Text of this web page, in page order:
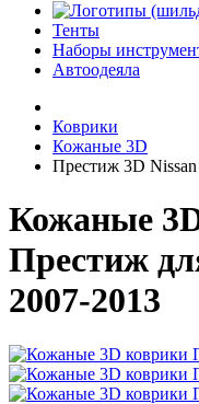
Тенты
Наборы
Автоодеяла
Коврики
Кожаные 3D
Престиж 3D
Кожаные
Престиж
2007-2013